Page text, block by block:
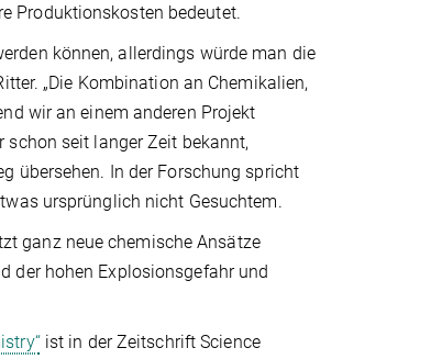
Produktionskosten bedeutet.
können, allerdings würde man die
„Die Kombination an Chemikalien,
wir an einem anderen Projekt
schon seit langer Zeit bekannt,
übersehen. In der Forschung spricht
ursprünglich nicht Gesuchtem.
ganz neue chemische Ansätze
der hohen Explosionsgefahr und
ist in der Zeitschrift Science